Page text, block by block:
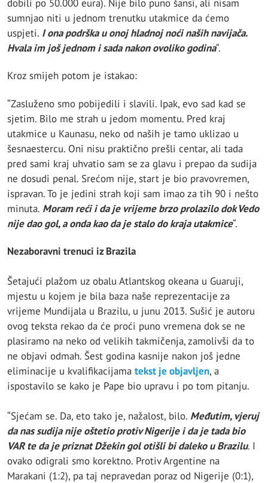
dobili po 50.000 eura). Nije bilo puno šansi, ali nisam
sumnjao niti u jednom trenutku utakmice da ćemo
uspjeti. I ona podrška u onoj hladnoj noći naših navijača.
Hvala im još jednom i sada nakon ovoliko godina“.
Kroz smijeh potom je istakao:
“Zasluženo smo pobijedili i slavili. Ipak, evo sad kad se
sjetim. Bilo me strah u jedom momentu. Pred kraj
utakmice u Kaunasu, neko od naših je tamo uklizao u
šesnaestercu. Oni nisu praktično prešli centar, ali tada
pred sami kraj uhvatio sam se za glavu i prepao da sudija
ne dosudi penal. Srećom nije, start je bio pravovremen,
ispravan. To je jedini strah koji sam imao za tih 90 i nešto
minuta. Moram reći i da je vrijeme brzo prolazilo dok Vedo
nije dao gol, a onda kao da je stalo do kraja utakmice“.
Nezaboravni trenuci iz Brazila
Šetajući plažom uz obalu Atlantskog okeana u Guaruji,
mjestu u kojem je bila baza naše reprezentacije za
vrijeme Mundijala u Brazilu, u junu 2013. Sušić je autoru
ovog teksta rekao da će proći puno vremena dok se ne
plasiramo na neko od velikih takmičenja, zamolivši da to
ne objavi odmah. Šest godina kasnije nakon još jedne
eliminacije u kvalifikacijama tekst je objavljen, a
ispostavilo se kako je Pape bio upravu i po tom pitanju.
“Sjećam se. Da, eto tako je, nažalost, bilo. Međutim, vjeruj
da nas sudija nije oštetio protiv Nigerije i da je tada bio
VAR te da je priznat Džekin gol otišli bi daleko u Brazilu. I
ovako odigrali smo korektno. Protiv Argentine na
Marakani (1:2), pa taj nepravedan poraz od Nigerije (0:1),